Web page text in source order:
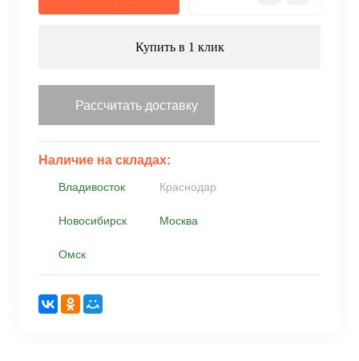
Купить в 1 клик
Рассчитать доставку
Наличие на складах:
Владивосток Краснодар
Новосибирск Москва
Омск